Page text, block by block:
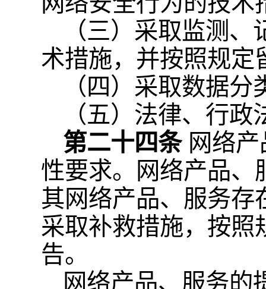
（三）采取监测
术措施，并按照规定
（四）采取数据
（五）法律、行
第二十四条 网络
性要求。网络产品、
其网络产品、服务存
采取补救措施，按照
告。
网络产品、服务的